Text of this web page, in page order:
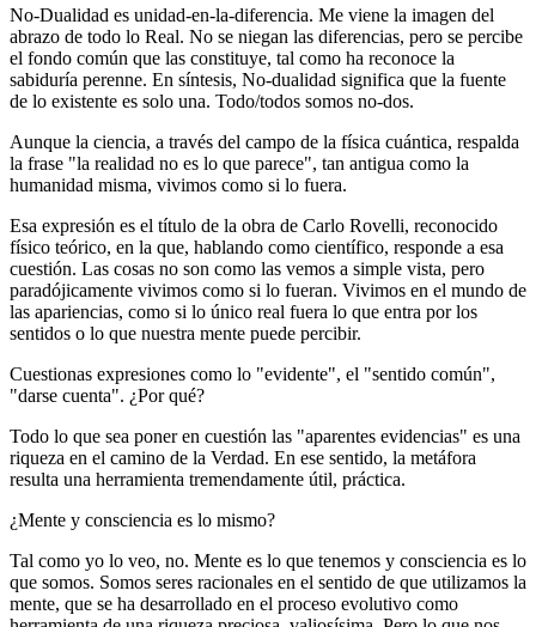
No-Dualidad es unidad-en-la-diferencia. Me viene la imagen del
abrazo de todo lo Real. No se niegan las diferencias, pero se percibe
el fondo común que las constituye, tal como ha reconoce la
sabiduría perenne. En síntesis, No-dualidad significa que la fuente
de lo existente es solo una. Todo/todos somos no-dos.
Aunque la ciencia, a través del campo de la física cuántica, respalda
la frase "la realidad no es lo que parece", tan antigua como la
humanidad misma, vivimos como si lo fuera.
Esa expresión es el título de la obra de Carlo Rovelli, reconocido
físico teórico, en la que, hablando como científico, responde a esa
cuestión. Las cosas no son como las vemos a simple vista, pero
paradójicamente vivimos como si lo fueran. Vivimos en el mundo de
las apariencias, como si lo único real fuera lo que entra por los
sentidos o lo que nuestra mente puede percibir.
Cuestionas expresiones como lo "evidente", el "sentido común",
"darse cuenta". ¿Por qué?
Todo lo que sea poner en cuestión las "aparentes evidencias" es una
riqueza en el camino de la Verdad. En ese sentido, la metáfora
resulta una herramienta tremendamente útil, práctica.
¿Mente y consciencia es lo mismo?
Tal como yo lo veo, no. Mente es lo que tenemos y consciencia es lo
que somos. Somos seres racionales en el sentido de que utilizamos la
mente, que se ha desarrollado en el proceso evolutivo como